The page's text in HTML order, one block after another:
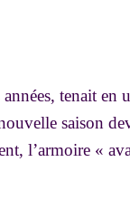
tenait en
saison
l’armoire «